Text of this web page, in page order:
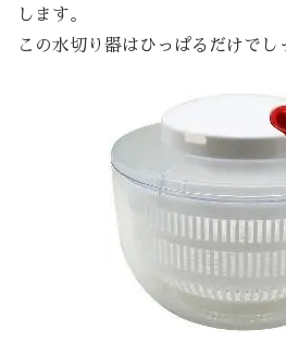
します。
この水切り器はひっぱるだけでし